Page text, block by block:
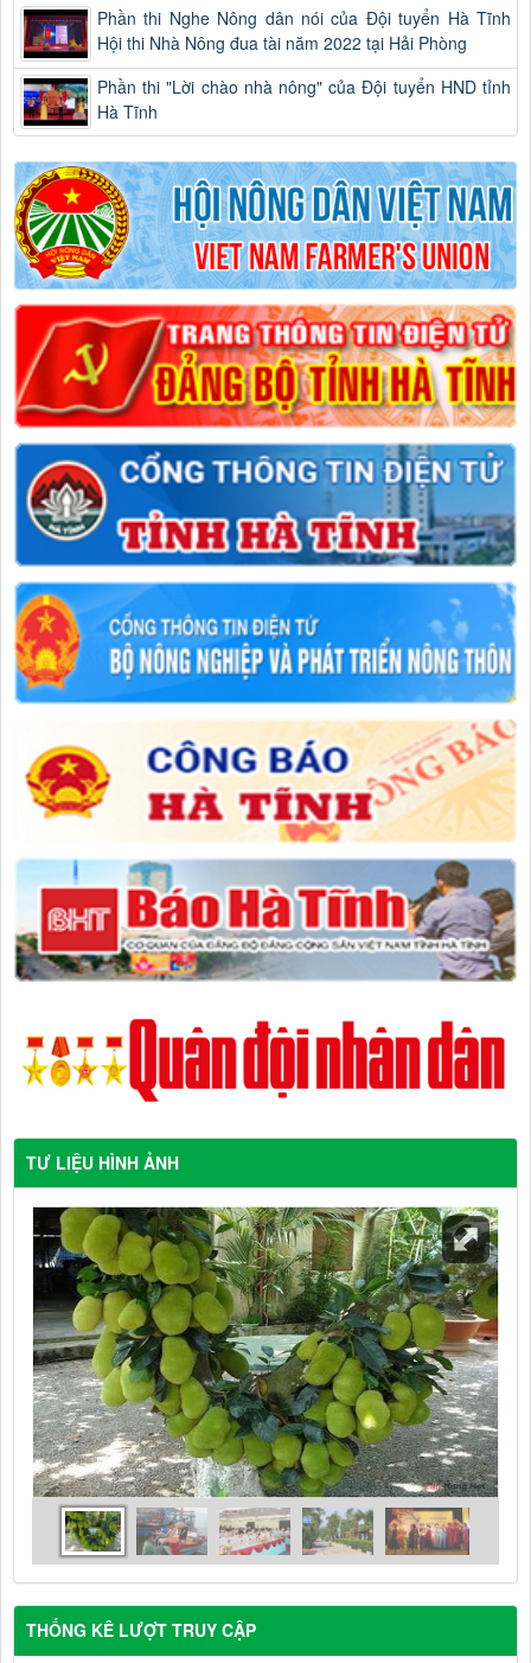
Phần thi Nghe Nông dân nói của Đội tuyển Hà Tĩnh
Hội thi Nhà Nông đua tài năm 2022 tại Hải Phòng
Phần thi "Lời chào nhà nông" của Đội tuyển HND tỉnh
Hà Tĩnh
TƯ LIỆU HÌNH ẢNH
THỐNG KÊ LƯỢT TRUY CẬP